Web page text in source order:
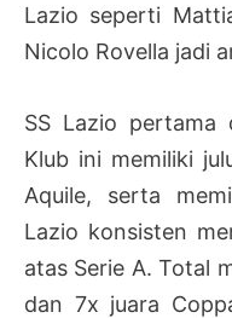
Lazio seperti
Nicolo Rovella jadi
SS Lazio pertama
Klub ini memiliki
Aquile, serta
Lazio konsisten
atas Serie A. Total
dan 7x juara